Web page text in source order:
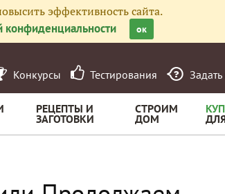
эффективность сайта.
конфиденциальности ок
Конкурсы Тестирования
РЕЦЕПТЫ И
ЗАГОТОВКИ
СТРОИМ
ДОМ